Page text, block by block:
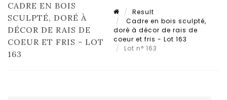
CADRE EN BOIS
SCULPTÉ, DORÉ À
DÉCOR DE RAIS DE
COEUR ET FRIS - LOT
163
Result
Cadre en bois sculpté,
doré à décor de rais de
coeur et fris - Lot 163
Lot n° 163